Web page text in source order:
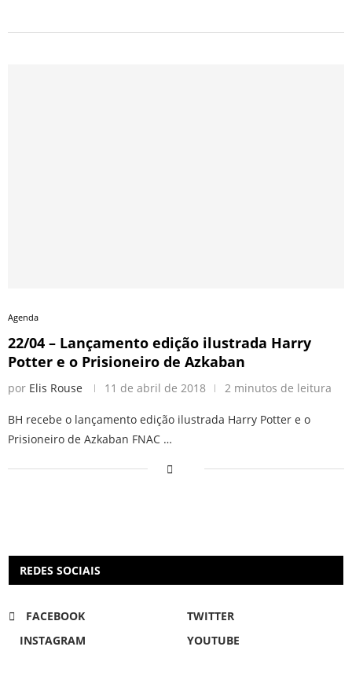
Agenda
22/04 – Lançamento edição ilustrada Harry
Potter e o Prisioneiro de Azkaban
por Elis Rouse 11 de abril de 2018 2 minutos de leitura
BH recebe o lançamento edição ilustrada Harry Potter e o
Prisioneiro de Azkaban FNAC …
REDES SOCIAIS
FACEBOOK
TWITTER
INSTAGRAM
YOUTUBE